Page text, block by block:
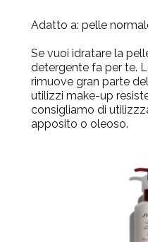
Adatto a: pelle
Se vuoi idratare la
detergente fa per te.
rimuove gran parte
utilizzi make-up
consigliamo di
apposito o oleoso.